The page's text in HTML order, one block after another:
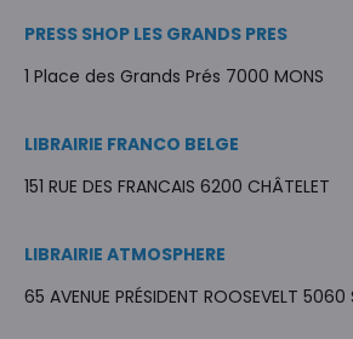
PRESS SHOP LES GRANDS PRES
1 Place des Grands Prés 7000 MONS
LIBRAIRIE FRANCO BELGE
151 RUE DES FRANCAIS 6200 CHÂTELET
LIBRAIRIE ATMOSPHERE
65 AVENUE PRÉSIDENT ROOSEVELT 5060